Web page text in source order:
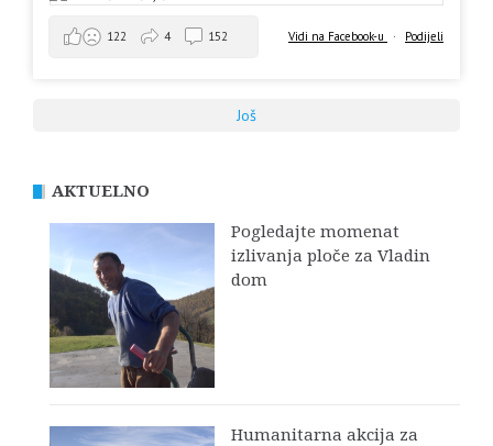
Vidi na Facebook-u · Podijeli
122 4 152
Još
AKTUELNO
Pogledajte momenat
izlivanja ploče za Vladin
dom
Humanitarna akcija za